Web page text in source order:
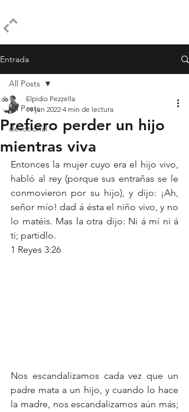
Entrada
All Posts
devotional
All Posts
Prefiero perder un hijo
mientras viva
Elpidio Pezzella
19 jun 2022 4 min de lectura
Entonces la mujer cuyo era el hijo vivo,
habló al rey (porque sus entrañas se le
conmovieron por su hijo), y dijo: ¡Ah,
señor mío! dad á ésta el niño vivo, y no
lo matéis. Mas la otra dijo: Ni á mí ni á
ti; partidlo.
1 Reyes 3:26
Nos escandalizamos cada vez que un
padre mata a un hijo, y cuando lo hace
la madre, nos escandalizamos aún más;